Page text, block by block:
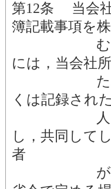
第12条 当会
簿記載事項を
む｡）に記
には，当会社
た株式の
くは記録され
人と株式
し，共同して
者
が株券を